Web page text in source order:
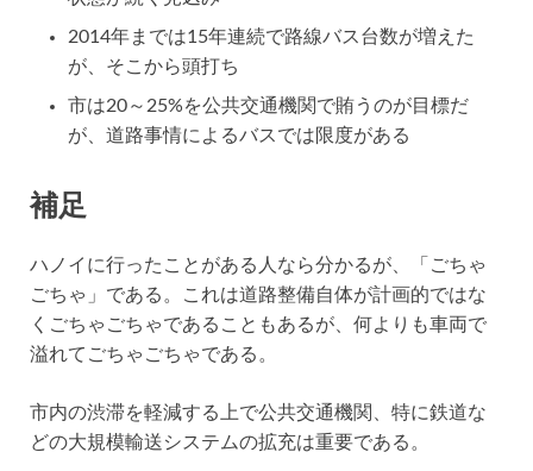
2014年までは15年連続で路線バス台数が増えた
が、そこから頭打ち
市は20～25%を公共交通機関で賄うのが目標だ
が、道路事情によるバスでは限度がある
補足
ハノイに行ったことがある人なら分かるが、「ごちゃ
ごちゃ」である。これは道路整備自体が計画的ではな
くごちゃごちゃであることもあるが、何よりも車両で
溢れてごちゃごちゃである。
市内の渋滞を軽減する上で公共交通機関、特に鉄道な
どの大規模輸送システムの拡充は重要である。